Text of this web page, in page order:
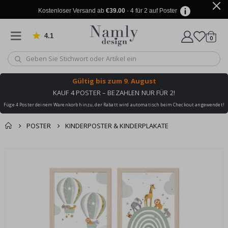
Kostenloser Versand ab €39.00· 4 für 2 auf Poster
4.1 von 1032 Bewertungen
Wagen
0
Gültig bis zum 9. August
KAUF 4 POSTER – BEZAHLEN NUR FÜR 2!
Füge 4 Poster deinem Warenkorb hinzu, der Rabatt wird automatisch beim Checkout angewendet!
POSTER KINDERPOSTER & KINDERPLAKATE
darunter leiden ✔
Zur Kasse